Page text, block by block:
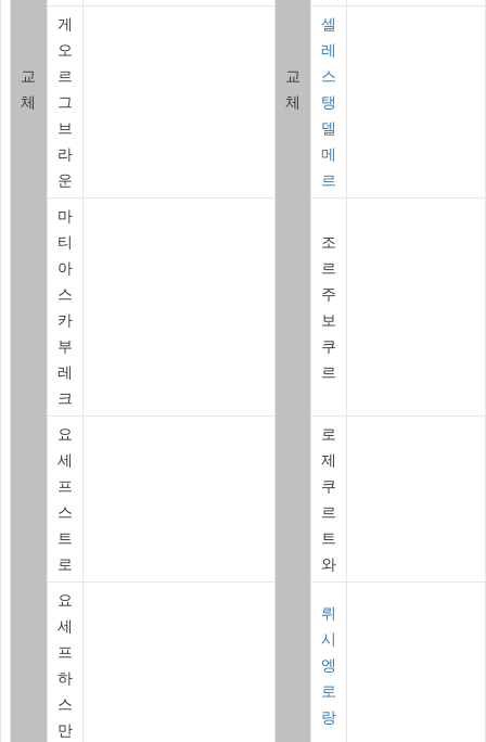
교
체
교
체
게
오
르
그
브
라
운
셀
레
스
탱
델
메
르
마
티
아
스
카
부
레
크
조
르
주
보
쿠
르
요
세
프
스
트
로
로
제
쿠
르
트
와
요
세
프
하
스
만
뤼
시
엥
로
랑